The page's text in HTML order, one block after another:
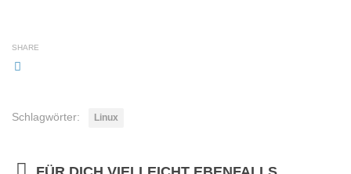
SHARE
Schlagwörter: Linux